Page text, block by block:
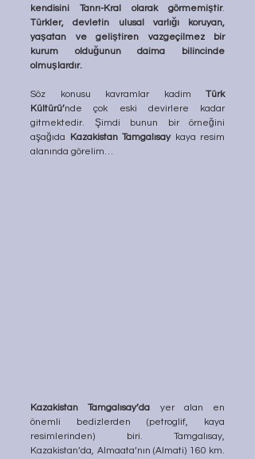
kendisini Tanrı-Kral olarak görmemiştir
Türkler, devletin ulusal varlığı koruyan,
yaşatan ve geliştiren vazgeçilmez bir
kurum olduğunun daima bilincinde
olmuşlardır.
Söz konusu kavramlar kadim Türk
Kültürü’nde çok eski devirlere kadar
gitmektedir. Şimdi bunun bir örneğini
aşağıda
Kazakistan Tamgalısay kaya resim
alanında görelim…
Kazakistan Tamgalısay’da yer alan en
önemli bedizlerden (petroglif, kaya
resimlerinden) biri. Tamgalısay,
Kazakistan’da, Almaata’nın (Almati) 160 km.